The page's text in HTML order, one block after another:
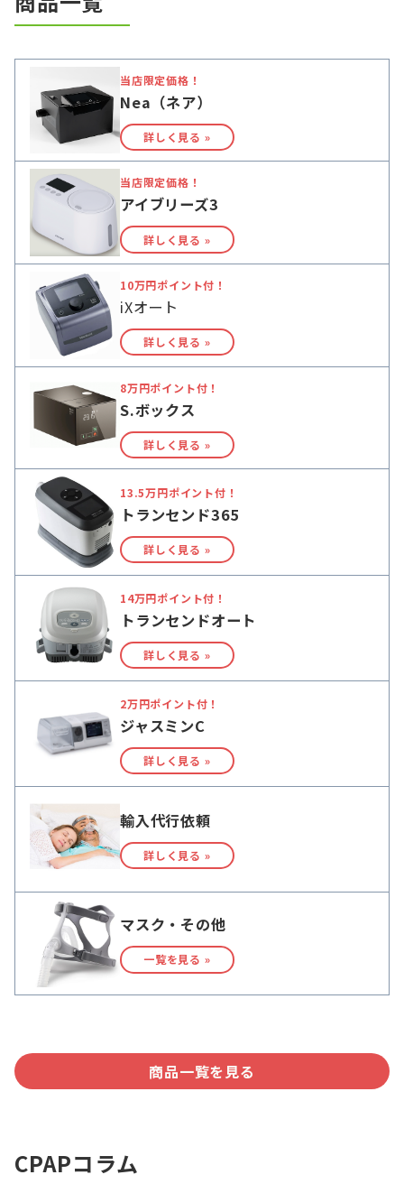
当店限定価格！
Nea（ネア）
詳しく見る »
当店限定価格！
アイブリーズ3
詳しく見る »
10万円ポイント付！
iXオート
詳しく見る »
8万円ポイント付！
S.ボックス
詳しく見る »
13.5万円ポイント付！
トランセンド365
詳しく見る »
14万円ポイント付！
トランセンドオート
詳しく見る »
2万円ポイント付！
ジャスミンC
詳しく見る »
輸入代行依頼
詳しく見る »
マスク・その他
一覧を見る »
商品一覧を見る
CPAPコラム